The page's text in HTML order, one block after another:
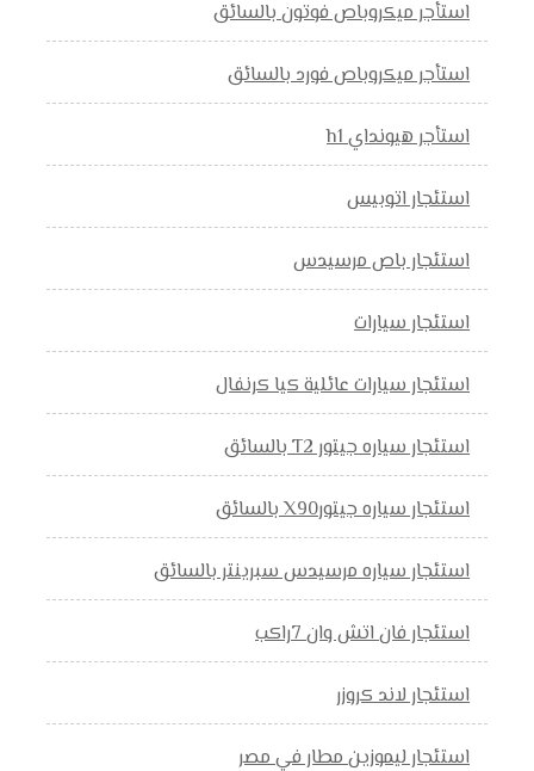
استأجر ميكروباص فوتون بالسائق
استأجر ميكروباص فورد بالسائق
استأجر هيونداي h1
استئجار اتوبيس
استئجار باص مرسيدس
استئجار سيارات
استئجار سيارات عائلية كيا كرنفال
استئجار سياره جيتور T2 بالسائق
استئجار سياره جيتورX90 بالسائق
استئجار سياره مرسيدس سبرينتر بالسائق
استئجار فان اتش وان 7راكب
استئجار لاند كروزر
استئجار ليموزين مطار في مصر